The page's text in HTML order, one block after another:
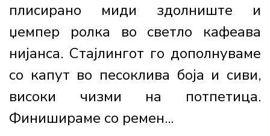
плисирано миди здолниште и
џемпер ролка во светло кафеава
нијанса. Стајлингот го дополнуваме
со капут во песоклива боја и сиви,
високи чизми на потпетица.
Финишираме со ремен...